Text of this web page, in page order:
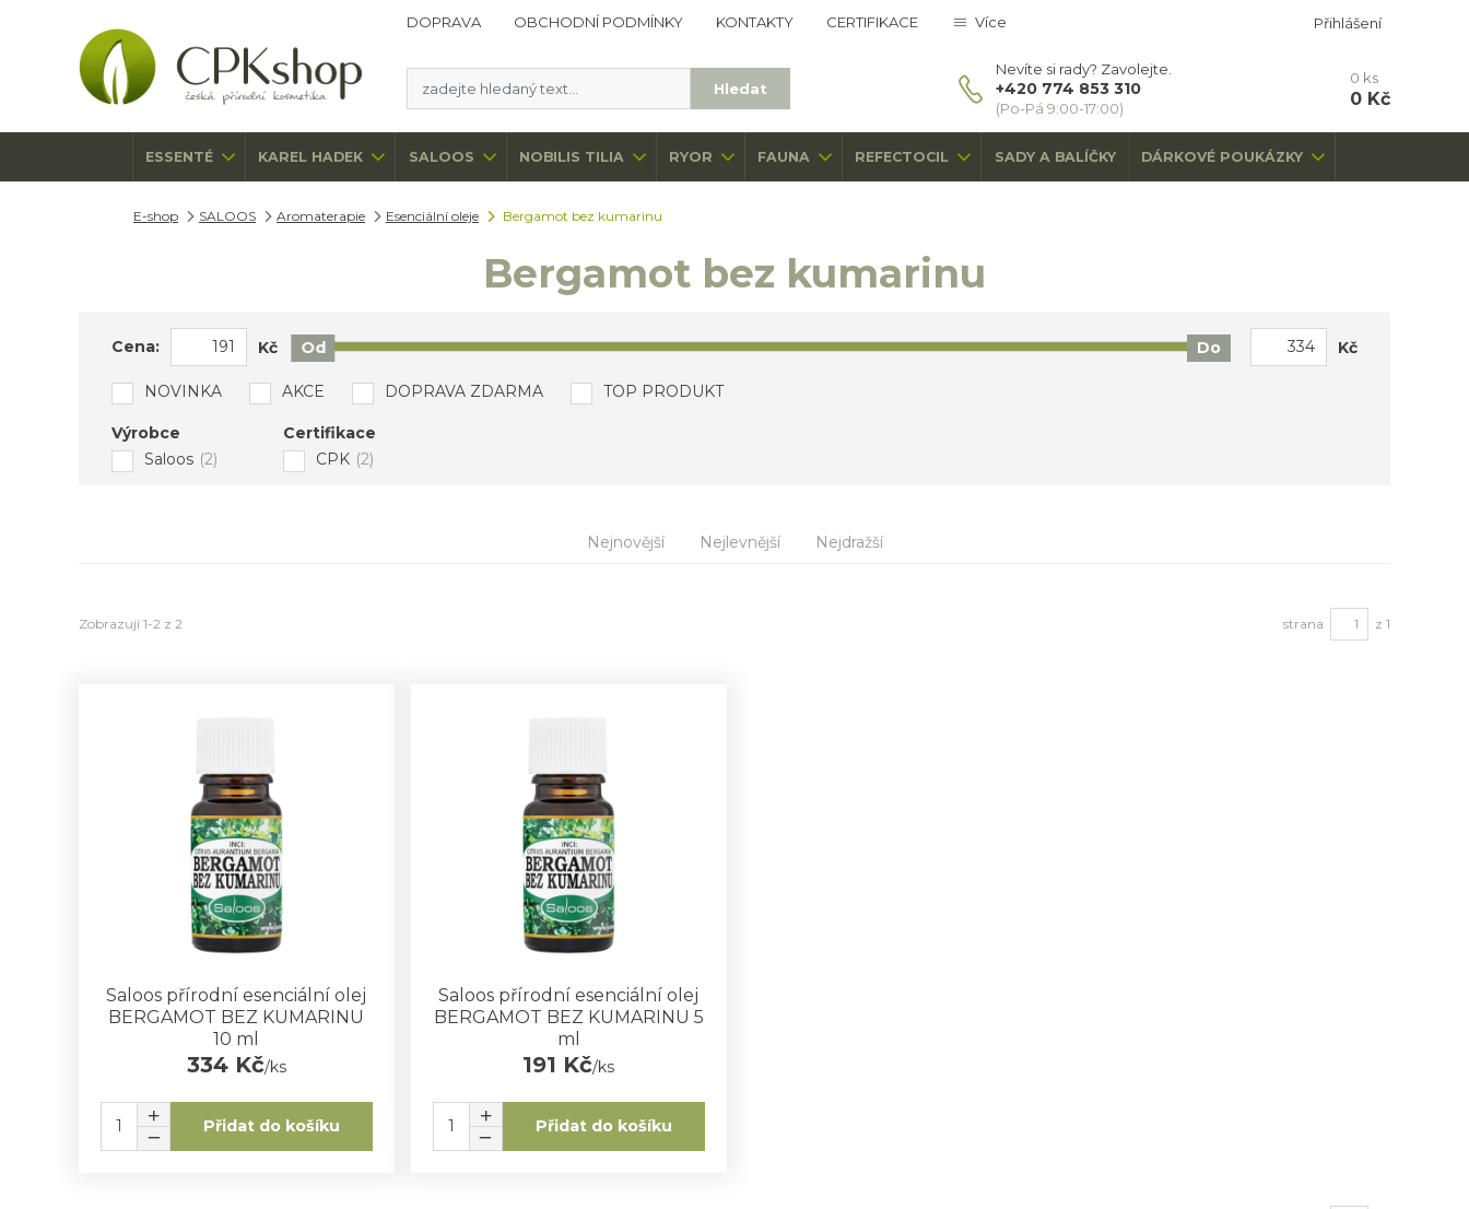
DOPRAVA OBCHODNÍ PODMÍNKY KONTAKTY CERTIFIKACE Více Přihlášení
Hledat
Nevíte si rady? Zavolejte.
+420 774 853 310
(Po-Pá 9:00-17:00)
0 ks
0 Kč
ESSENTÉ KAREL HADEK SALOOS NOBILIS TILIA RYOR FAUNA REFECTOCIL SADY A BALÍČKY DÁRKOVÉ POUKÁZKY
E-shop SALOOS Aromaterapie Esenciální oleje Bergamot bez kumarinu
Bergamot bez kumarinu
Cena: Kč Od Do Kč
NOVINKA AKCE DOPRAVA ZDARMA TOP PRODUKT
Výrobce
Saloos (2)
Certifikace
CPK (2)
Nejnovější Nejlevnější Nejdražší
Zobrazuji 1-2 z 2 strana z 1
Saloos přírodní esenciální olej
BERGAMOT BEZ KUMARINU
10 ml
334 Kč/ks
Přidat do košíku
Saloos přírodní esenciální olej
BERGAMOT BEZ KUMARINU 5
ml
191 Kč/ks
Přidat do košíku